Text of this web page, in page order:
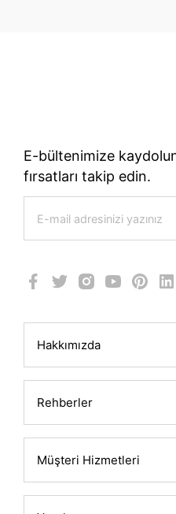
E-bültenimize
fırsatları takip edin.
Hakkımızda
Rehberler
Müşteri Hizmetleri